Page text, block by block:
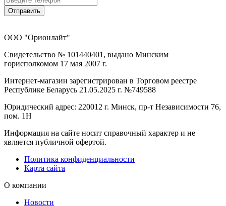
Отправить
ООО "Орионлайт"
Свидетельство № 101440401, выдано Минским
горисполкомом 17 мая 2007 г.
Интернет-магазин зарегистрирован в Торговом реестре
Республике Беларусь 21.05.2025 г. №749588
Юридический адрес: 220012 г. Минск, пр-т Независимости 76,
пом. 1Н
Информация на сайте носит справочный характер и не
является публичной офертой.
Политика конфиденциальности
Карта сайта
О компании
Новости